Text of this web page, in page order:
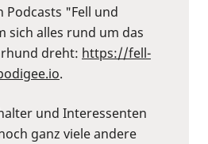
Podcasts "Fell und
sich alles rund um das
dreht: https://fell-
.
und Interessenten
ganz viele andere